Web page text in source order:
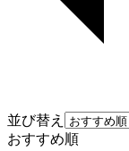
並び替え
おすすめ順